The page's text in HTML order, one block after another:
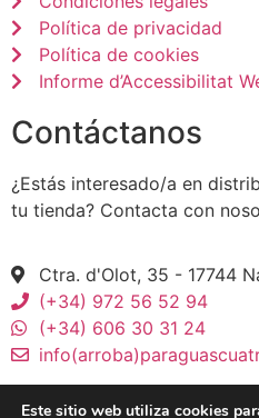
Política de privacidad
Política de cookies
Informe d’Accessibilitat
Contáctanos
¿Estás interesado/a en
tu tienda? Contacta con
Ctra. d'Olot, 35 - 17744
(+34) 972 56 52 94
(+34) 606 30 31 24
Este sitio web utiliza cookies